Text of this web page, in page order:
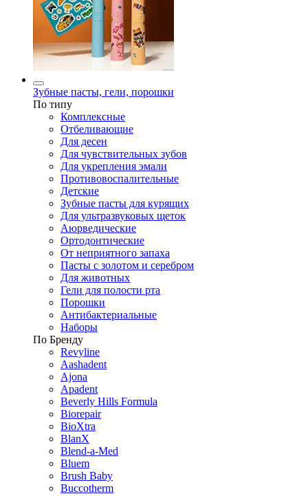
Зубные пасты, гели, порошки
По типу
Комплексные
Отбеливающие
Для десен
Для чувствительных зубов
Для укрепления эмали
Противовоспалительные
Детские
Зубные пасты для курящих
Для ультразвуковых щеток
Аюрведические
Ортодонтические
От неприятного запаха
Пасты с золотом и серебром
Для животных
Гели для полости рта
Порошки
Антибактериальные
Наборы
По Бренду
Revyline
Aashadent
Ajona
Apadent
Beverly Hills Formula
Biorepair
BioXtra
BlanX
Blend-a-Med
Bluem
Brush Baby
Buccotherm